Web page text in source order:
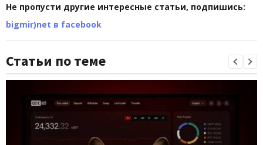
Не пропусти другие интересные статьи, подпишись:
bigmir)net в facebook
Статьи по теме